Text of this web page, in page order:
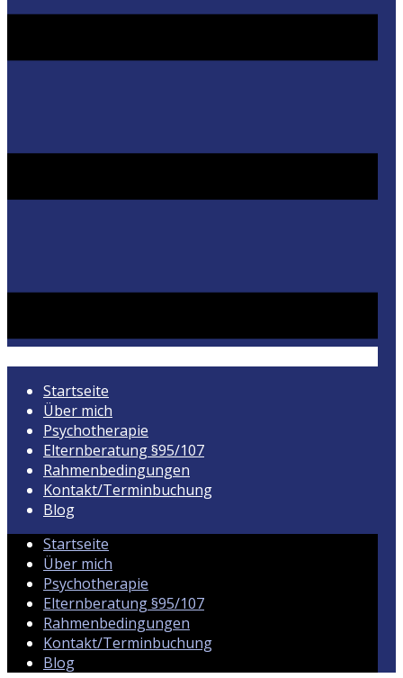
Startseite
Über mich
Psychotherapie
Elternberatung §95/107
Rahmenbedingungen
Kontakt/Terminbuchung
Blog
Startseite
Über mich
Psychotherapie
Elternberatung §95/107
Rahmenbedingungen
Kontakt/Terminbuchung
Blog